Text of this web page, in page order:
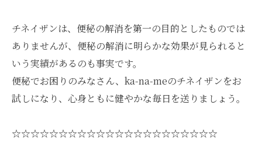
チネイザンは、便秘の解消を第一の目的としたものでは
ありませんが、便秘の解消に明らかな効果が見られると
いう実績があるのも事実です。
便秘でお困りのみなさん、ka-na-meのチネイザンをお
試しになり、心身ともに健やかな毎日を送りましょう。
☆☆☆☆☆☆☆☆☆☆☆☆☆☆☆☆☆☆☆☆☆☆